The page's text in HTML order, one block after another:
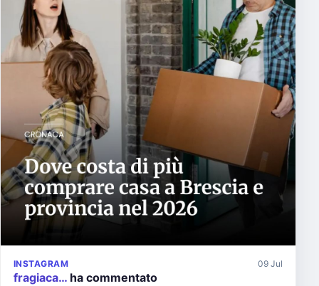
INSTAGRAM 09 Jul
fragiaca… ha commentato